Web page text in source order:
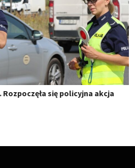
się policyjna akcja